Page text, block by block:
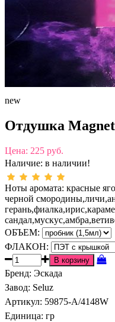
new
Отдушка
Цена: 225 руб.
Наличие: в наличии!
Ноты аромата: красные
черной
ОБЪЕМ:
ФЛАКОН:
Бренд: Эскада
Завод: Seluz
Артикул: 59875-A/4148W
Единица: гр